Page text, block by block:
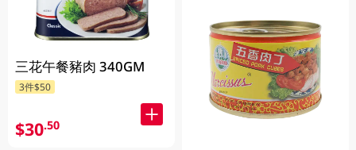
三花午餐豬肉 340GM
3件$50
$30.50